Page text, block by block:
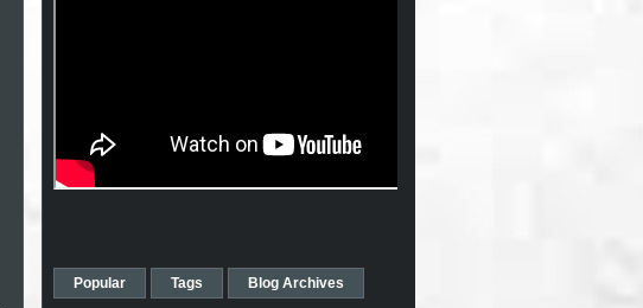
Popular Tags Blog Archives